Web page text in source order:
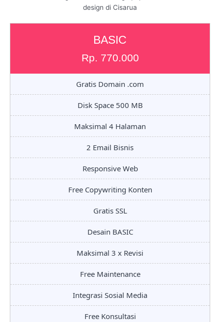
design di Cisarua
BASIC
Rp. 770.000
Gratis Domain .com
Disk Space 500 MB
Maksimal 4 Halaman
2 Email Bisnis
Responsive Web
Free Copywriting Konten
Gratis SSL
Desain BASIC
Maksimal 3 x Revisi
Free Maintenance
Integrasi Sosial Media
Free Konsultasi